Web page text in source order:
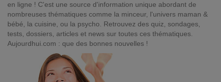
en ligne ! C'est une source d'information unique abordant de
nombreuses thématiques comme la minceur, l'univers maman &
bébé, la cuisine, ou la psycho. Retrouvez des quiz, sondages,
tests, dossiers, articles et news sur toutes ces thématiques.
Aujourdhui.com : que des bonnes nouvelles !